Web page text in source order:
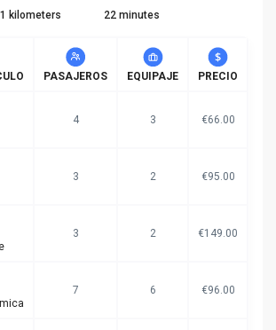
kilometers 22 minutes
PASAJEROS EQUIPAJE PRECIO
4 3 €66.00
3 2 €95.00
3 2 €149.00
7 6 €96.00